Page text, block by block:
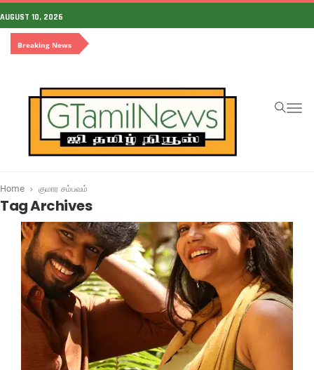
AUGUST 10, 2026
Breaking News
Home குமார சம்பவம்
Tag Archives